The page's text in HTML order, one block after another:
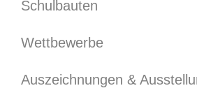
Schulbauten
Wettbewerbe
Auszeichnungen &